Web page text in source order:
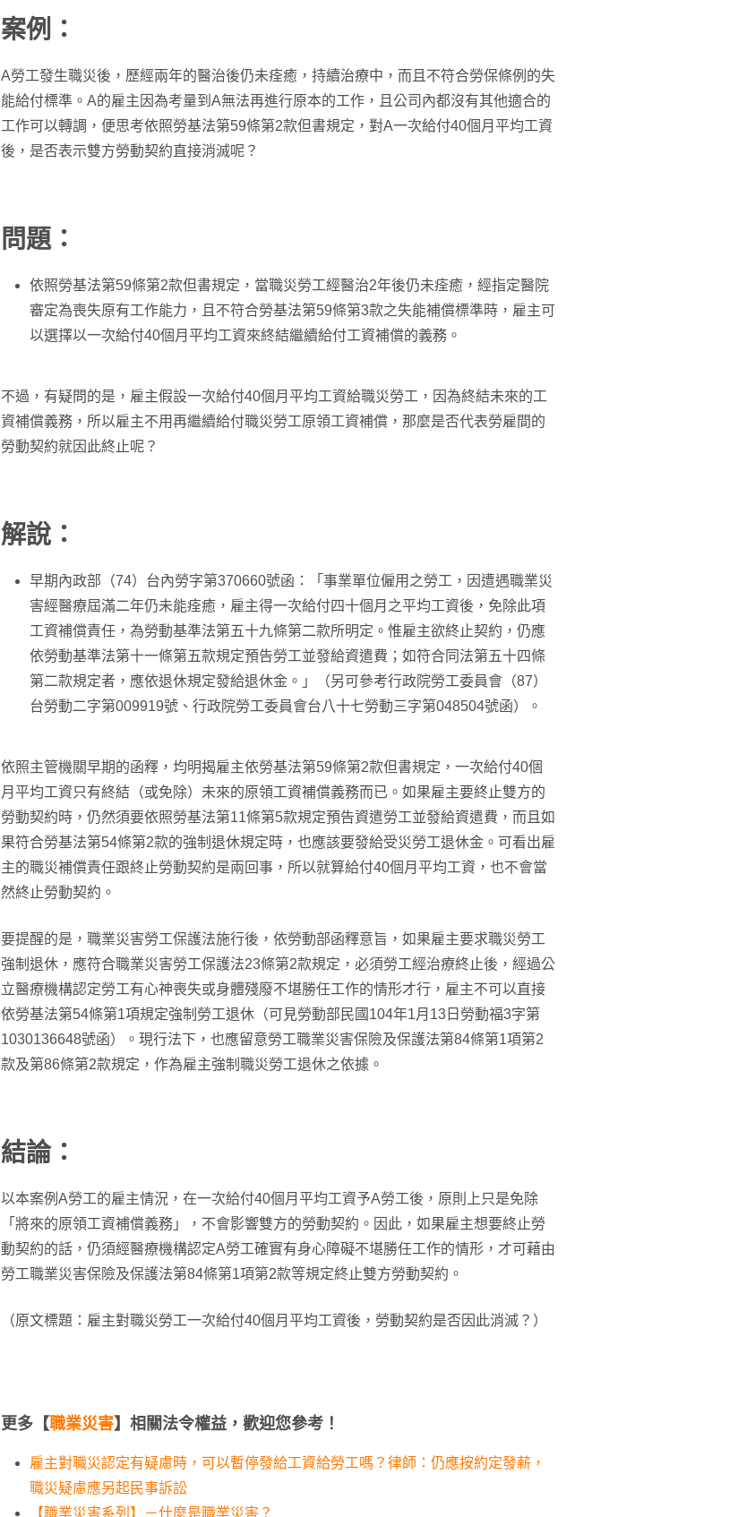
案例：
A勞工發生職災後，歷經兩年的醫治後仍未痊癒，持續治療中，而且不符合勞保條例的失
能給付標準。A的雇主因為考量到A無法再進行原本的工作，且公司內都沒有其他適合的
工作可以轉調，便思考依照勞基法第59條第2款但書規定，對A一次給付40個月平均工資
後，是否表示雙方勞動契約直接消滅呢？
問題：
依照勞基法第59條第2款但書規定，當職災勞工經醫治2年後仍未痊癒，經指定醫院
審定為喪失原有工作能力，且不符合勞基法第59條第3款之失能補償標準時，雇主可
以選擇以一次給付40個月平均工資來終結繼續給付工資補償的義務。
不過，有疑問的是，雇主假設一次給付40個月平均工資給職災勞工，因為終結未來的工
資補償義務，所以雇主不用再繼續給付職災勞工原領工資補償，那麼是否代表勞雇間的
勞動契約就因此終止呢？
解說：
早期內政部（74）台內勞字第370660號函：「事業單位僱用之勞工，因遭遇職業災
害經醫療屆滿二年仍未能痊癒，雇主得一次給付四十個月之平均工資後，免除此項
工資補償責任，為勞動基準法第五十九條第二款所明定。惟雇主欲終止契約，仍應
依勞動基準法第十一條第五款規定預告勞工並發給資遣費；如符合同法第五十四條
第二款規定者，應依退休規定發給退休金。」（另可參考行政院勞工委員會（87）
台勞動二字第009919號、行政院勞工委員會台八十七勞動三字第048504號函）。
依照主管機關早期的函釋，均明揭雇主依勞基法第59條第2款但書規定，一次給付40個
月平均工資只有終結（或免除）未來的原領工資補償義務而已。如果雇主要終止雙方的
勞動契約時，仍然須要依照勞基法第11條第5款規定預告資遣勞工並發給資遣費，而且如
果符合勞基法第54條第2款的強制退休規定時，也應該要發給受災勞工退休金。可看出雇
主的職災補償責任跟終止勞動契約是兩回事，所以就算給付40個月平均工資，也不會當
然終止勞動契約。
要提醒的是，職業災害勞工保護法施行後，依勞動部函釋意旨，如果雇主要求職災勞工
強制退休，應符合職業災害勞工保護法23條第2款規定，必須勞工經治療終止後，經過公
立醫療機構認定勞工有心神喪失或身體殘廢不堪勝任工作的情形才行，雇主不可以直接
依勞基法第54條第1項規定強制勞工退休（可見勞動部民國104年1月13日勞動福3字第
1030136648號函）。現行法下，也應留意勞工職業災害保險及保護法第84條第1項第2
款及第86條第2款規定，作為雇主強制職災勞工退休之依據。
結論：
以本案例A勞工的雇主情況，在一次給付40個月平均工資予A勞工後，原則上只是免除
「將來的原領工資補償義務」，不會影響雙方的勞動契約。因此，如果雇主想要終止勞
動契約的話，仍須經醫療機構認定A勞工確實有身心障礙不堪勝任工作的情形，才可藉由
勞工職業災害保險及保護法第84條第1項第2款等規定終止雙方勞動契約。
（原文標題：雇主對職災勞工一次給付40個月平均工資後，勞動契約是否因此消滅？）
更多【職業災害】相關法令權益，歡迎您參考！
雇主對職災認定有疑慮時，可以暫停發給工資給勞工嗎？律師：仍應按約定發薪，
職災疑慮應另起民事訴訟
【職業災害系列】－什麼是職業災害？